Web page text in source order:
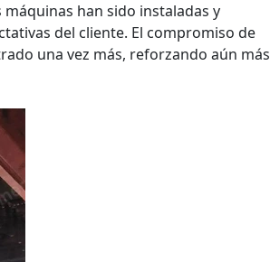
han sido instaladas y
del cliente. El compromiso de
una vez más, reforzando aún más